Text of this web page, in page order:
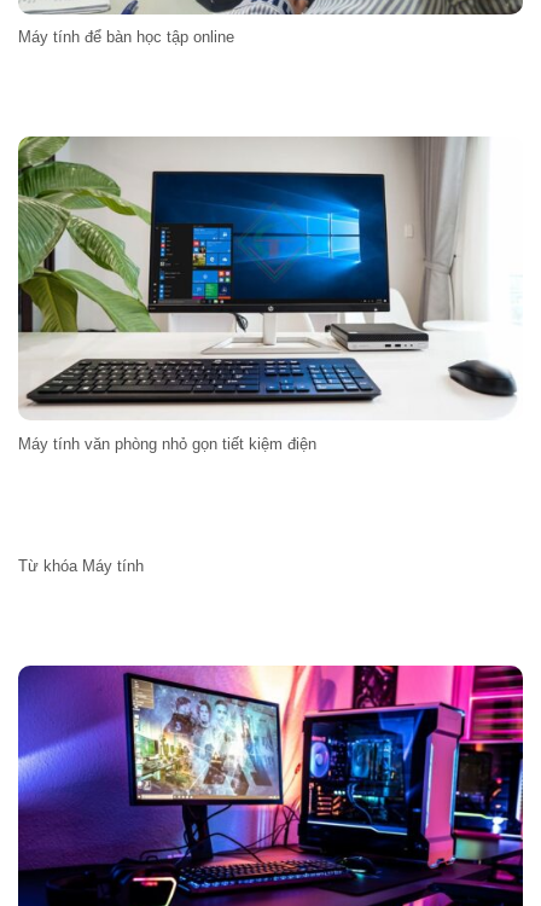
Máy tính để bàn học tập online
Máy tính văn phòng nhỏ gọn tiết kiệm điện
Từ khóa Máy tính